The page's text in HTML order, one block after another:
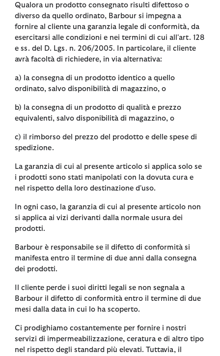
Qualora un prodotto consegnato risulti difettoso o
diverso da quello ordinato, Barbour si impegna a
fornire al cliente una garanzia legale di conformità, da
esercitarsi alle condizioni e nei termini di cui all'art. 128
e ss. del D. Lgs. n. 206/2005. In particolare, il cliente
avrà facoltà di richiedere, in via alternativa:
a) la consegna di un prodotto identico a quello
ordinato, salvo disponibilità di magazzino, o
b) la consegna di un prodotto di qualità e prezzo
equivalenti, salvo disponibilità di magazzino, o
c) il rimborso del prezzo del prodotto e delle spese di
spedizione.
La garanzia di cui al presente articolo si applica solo se
i prodotti sono stati manipolati con la dovuta cura e
nel rispetto della loro destinazione d'uso.
In ogni caso, la garanzia di cui al presente articolo non
si applica ai vizi derivanti dalla normale usura dei
prodotti.
Barbour è responsabile se il difetto di conformità si
manifesta entro il termine di due anni dalla consegna
dei prodotti.
Il cliente perde i suoi diritti legali se non segnala a
Barbour il difetto di conformità entro il termine di due
mesi dalla data in cui lo ha scoperto.
Ci prodighiamo costantemente per fornire i nostri
servizi di impermeabilizzazione, ceratura e di altro tipo
nel rispetto degli standard più elevati. Tuttavia, il